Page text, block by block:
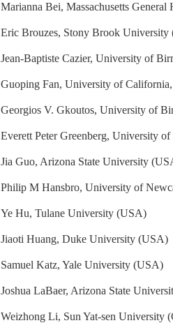
Marianna Bei, Massachusetts
Eric Brouzes, Stony Brook University
Jean-Baptiste Cazier, University of
Guoping Fan, University of
Georgios V. Gkoutos, University of
Everett Peter Greenberg, University
Jia Guo, Arizona State University
Philip M Hansbro, University of
Ye Hu, Tulane University (USA)
Jiaoti Huang, Duke University (USA)
Samuel Katz, Yale University (USA)
Joshua LaBaer, Arizona State
Weizhong Li, Sun Yat-sen University